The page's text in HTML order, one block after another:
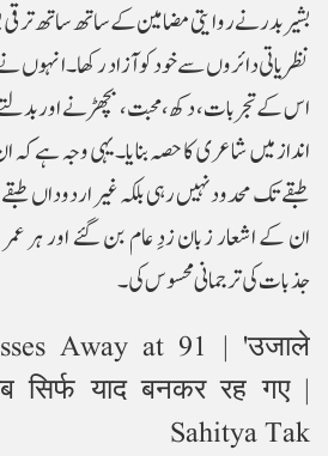
بشیر بدر نے روایتی مضامین کے ساتھ ساتھ
نظریاتی دائروں سے خود کو آزاد رکھا۔ انہوں
اس کے تجربات، دکھ، محبت، بچھڑنے اور
انداز میں شاعری کا حصہ بنایا۔یہی وجہ ہے
طبقے تک محدود نہیں رہی بلکہ غیر اردو داں
ان کے اشعار زبان زدِ عام بن گئے اور ہر
جذبات کی ترجمانی محسوس کی۔
Away at 91 | 'उजाले
सिर्फ याद बनकर रह गए |
Sahitya Tak